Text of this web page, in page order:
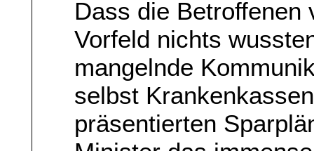
Dass die Betroffenen
Vorfeld nichts
mangelnde
selbst
präsentierten